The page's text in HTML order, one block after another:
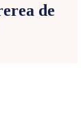
de